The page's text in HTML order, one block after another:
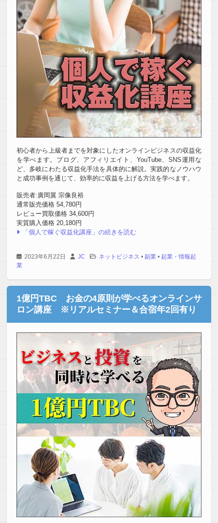
初心者から上級者までを対象にしたオンラインビジネスの収益化
を学べます。ブログ、アフィリエイト、YouTube、SNS運用な
ど、多岐にわたる収益化手法を具体的に解説。実践的なノウハウ
と成功事例を通じて、効率的に収益を上げる方法を学べます。
販売者:廣岡翼 宗像良裕
通常販売価格 54,780円
レビュー買取価格 34,600円
実質購入価格 20,180円
「個人で稼ぐ収益化講座」の続きを読む
2023年6月22日 JC ネットビジネス • 副業 • 起業・情報起
業
1億円TBC お金の4原則が学べるオンラインサ
ロン講座 ※リアルセミナー＆合宿年2回有り